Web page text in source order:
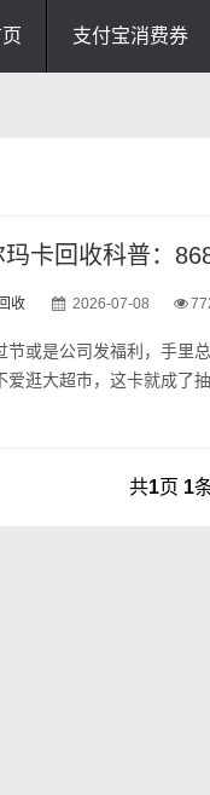
支付宝消费券
玛卡回收科普：
收 2026-07-08
节或是公司发福利，手里
爱逛大超市，这卡就成了
共1页 1